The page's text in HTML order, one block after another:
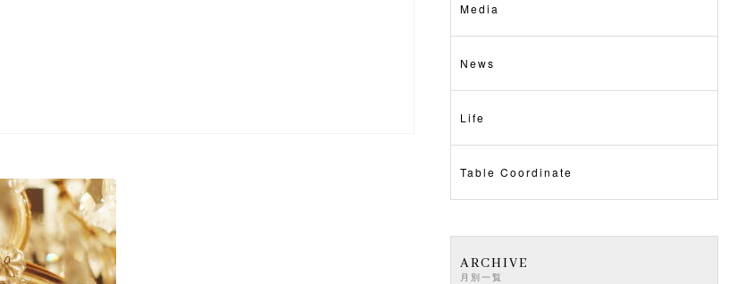
Media
News
Life
Table Coordinate
ARCHIVE
月別一覧